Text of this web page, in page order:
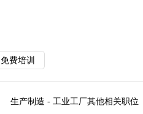
免费培训
生产制造 - 工业工厂其他相关职位